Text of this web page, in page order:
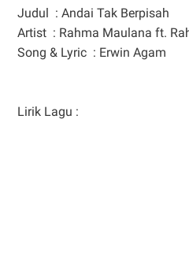
Judul : Andai Tak Berpisah
Artist : Rahma Maulana ft.
Song & Lyric : Erwin Agam
Lirik Lagu :